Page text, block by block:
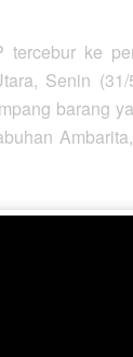
ke
Senin
barang
Kristoni
dalam kapal.
kapal,